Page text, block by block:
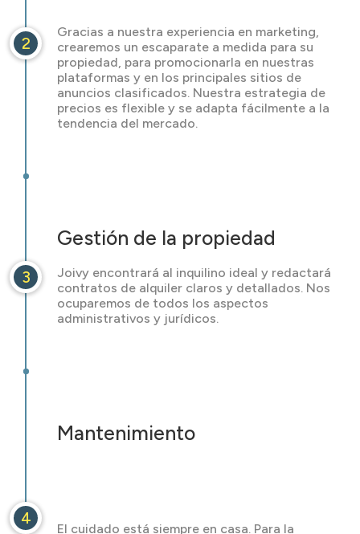
Gracias a nuestra experiencia en marketing,
crearemos un escaparate a medida para su
propiedad, para promocionarla en nuestras
plataformas y en los principales sitios de
anuncios clasificados. Nuestra estrategia de
precios es flexible y se adapta fácilmente a la
tendencia del mercado.
2
Gestión de la propiedad
Joivy encontrará al inquilino ideal y redactará
contratos de alquiler claros y detallados. Nos
ocuparemos de todos los aspectos
administrativos y jurídicos.
3
Mantenimiento
El cuidado está siempre en casa. Para la
4